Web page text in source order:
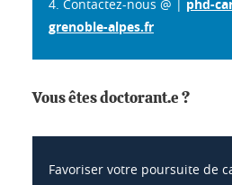
4. Contactez-nous @ | phd-
grenoble-alpes.fr
Vous êtes doctorant.e ?
Favoriser votre poursuite de